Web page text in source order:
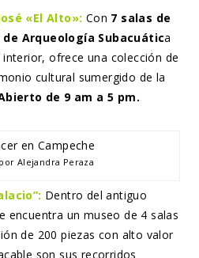
«El Alto»: Con 7 salas de
de Arqueología Subacuática
ofrece una colección de
cultural sumergido de la
de 9 am a 5 pm.
Alejandra Peraza
Dentro del antiguo
encuentra un museo de 4 salas
de 200 piezas con alto valor
son sus recorridos